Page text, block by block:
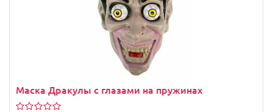
Маска Дракулы с глазами на пружинах